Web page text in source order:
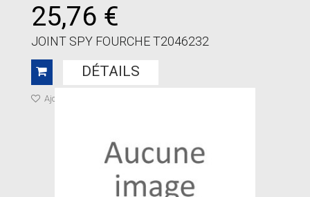
25,76 €
JOINT SPY FOURCHE T2046232
DÉTAILS
Ajouter à ma liste de cadeaux